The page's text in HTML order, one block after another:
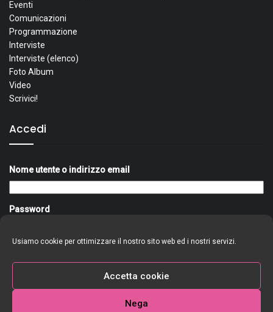
Usiamo cookie per ottimizzare il nostro sito web ed i nostri servizi.
Accetta cookie
Nega
Eventi
Comunicazioni
Programmazione
Interviste
Interviste (elenco)
Foto Album
Video
Scrivici!
Accedi
Nome utente o indirizzo email
Password
Ricordami